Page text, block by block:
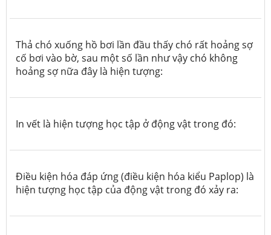
Thả chó xuống hồ bơi lần đầu thấy chó rất hoảng sợ
cố bơi vào bờ, sau một số lần như vậy chó không
hoảng sợ nữa đây là hiện tượng:
In vết là hiện tượng học tập ở động vật trong đó:
Điều kiện hóa đáp ứng (điều kiện hóa kiểu Paplop) là
hiện tượng học tập của động vật trong đó xảy ra: